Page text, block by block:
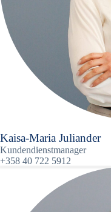
Kaisa-Maria Juliander
Kundendienstmanager
+358 40 722 5912